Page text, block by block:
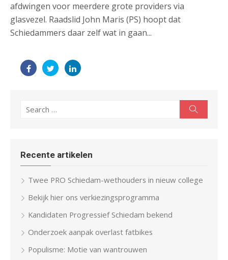
afdwingen voor meerdere grote providers via
glasvezel. Raadslid John Maris (PS) hoopt dat
Schiedammers daar zelf wat in gaan...
for:
Recente artikelen
Twee PRO Schiedam-wethouders in nieuw college
Bekijk hier ons verkiezingsprogramma
Kandidaten Progressief Schiedam bekend
Onderzoek aanpak overlast fatbikes
Populisme: Motie van wantrouwen